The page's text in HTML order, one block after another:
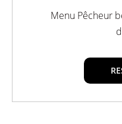
Menu Pêcheur